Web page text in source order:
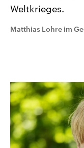
Umfragen, Prognosen,
und Hintergründe zu
und Kandidaten der
Sendungen
Weltkrieges.
Matthias Lohre im